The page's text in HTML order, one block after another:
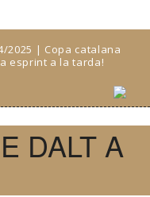
2025 | Copa catalana
esprint a la tarda!
DALT A